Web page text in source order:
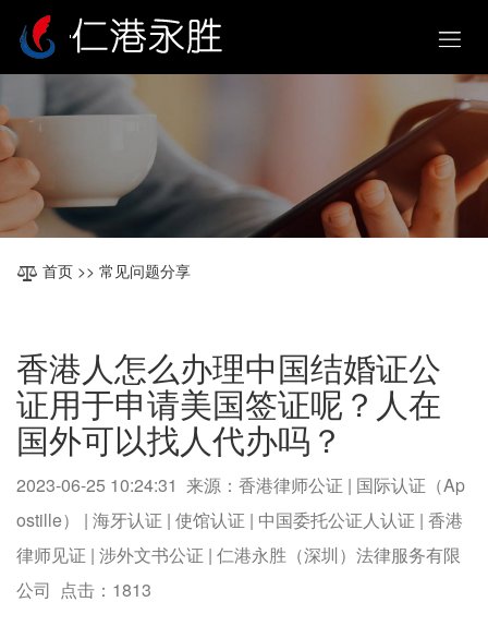
首页 >> 常见问题分享
香港人怎么办理中国结婚证公
证用于申请美国签证呢？人在
国外可以找人代办吗？
2023-06-25 10:24:31 来源：香港律师公证 | 国际认证（Ap
ostille） | 海牙认证 | 使馆认证 | 中国委托公证人认证 | 香港
律师见证 | 涉外文书公证 | 仁港永胜（深圳）法律服务有限
公司 点击： 1813